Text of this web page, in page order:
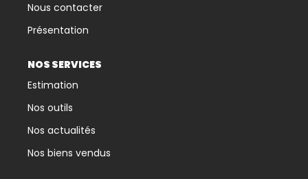
Nous contacter
Présentation
NOS SERVICES
Estimation
Nos outils
Nos actualités
Nos biens vendus